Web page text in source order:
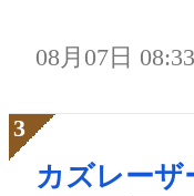
08月07日 08:33
カズレーザ